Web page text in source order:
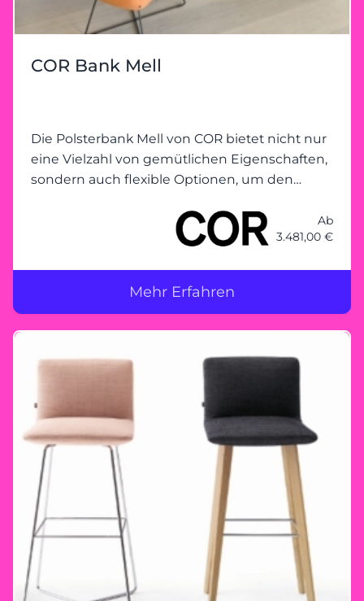
COR Bank Mell
Die Polsterbank Mell von COR bietet nicht nur
eine Vielzahl von gemütlichen Eigenschaften,
sondern auch flexible Optionen, um den
Ab
3.481,00 €
Mehr Erfahren